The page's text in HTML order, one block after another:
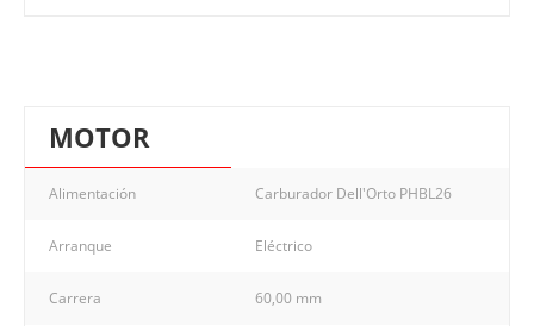
MOTOR
Alimentación Carburador Dell'Orto PHBL26
Arranque Eléctrico
Carrera 60,00 mm